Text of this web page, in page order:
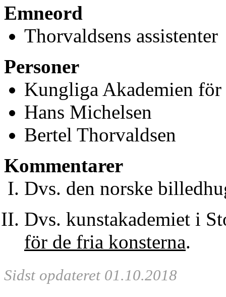
Emneord
Thorvaldsens assistenter
Personer
Kungliga Akademien för
Hans Michelsen
Bertel Thorvaldsen
Kommentarer
Dvs. den norske
Dvs. kunstakademiet i
för de fria konsterna.
Sidst opdateret 01.10.2018